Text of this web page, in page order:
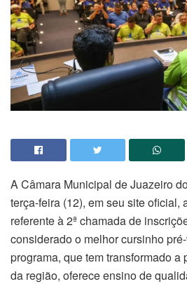
A Câmara Municipal de Juazeiro
terça-feira (12), em seu site oficial,
referente à 2ª chamada de
considerado o melhor cursinho
programa, que tem transformado a
da região, oferece ensino de